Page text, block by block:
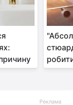
Реклама